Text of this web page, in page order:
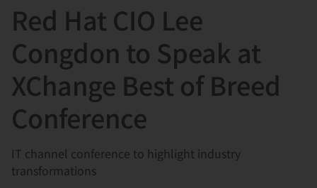
し
Red Hat CIO Lee
Congdon to Speak at
XChange Best of Breed
Conference
IT channel conference to highlight industry
transformations